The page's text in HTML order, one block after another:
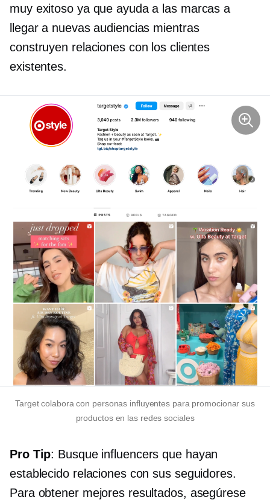
muy exitoso ya que ayuda a las marcas a
llegar a nuevas audiencias mientras
construyen relaciones con los clientes
existentes.
Target colabora con personas influyentes para promocionar sus
productos en las redes sociales
Pro Tip: Busque influencers que hayan
establecido relaciones con sus seguidores.
Para obtener mejores resultados, asegúrese